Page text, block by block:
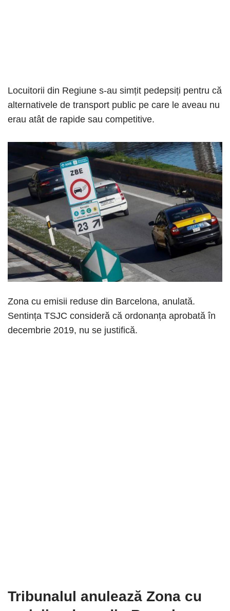
Locuitorii din Regiune s-au simțit pedepsiți pentru că
alternativele de transport public pe care le aveau nu
erau atât de rapide sau competitive.
Zona cu emisii reduse din Barcelona, anulată.
Sentința TSJC consideră că ordonanța ​​aprobată în
decembrie 2019, nu se justifică.
Tribunalul anulează Zona cu